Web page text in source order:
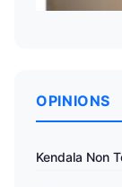
OPINIONS
Kendala Non